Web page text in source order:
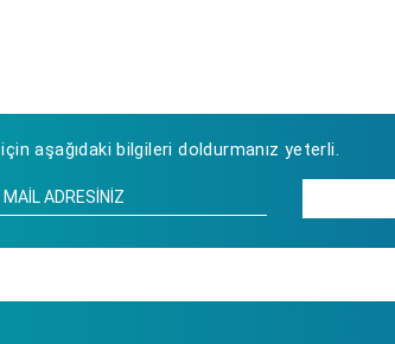
için aşağıdaki bilgileri doldurmanız yeterli.